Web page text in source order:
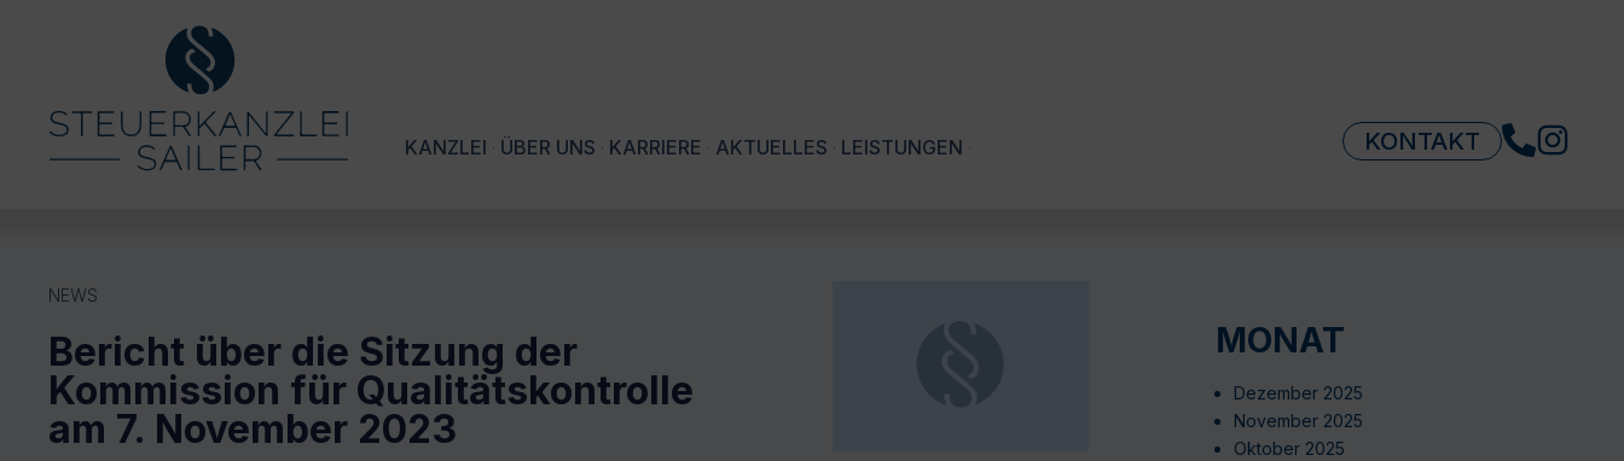
KANZLEI ÜBER UNS KARRIERE AKTUELLES LEISTUNGEN KONTAKT
NEWS
Bericht über die Sitzung der
Kommission für Qualitätskontrolle
am 7. November 2023
MONAT
Dezember 2025
November 2025
Oktober 2025